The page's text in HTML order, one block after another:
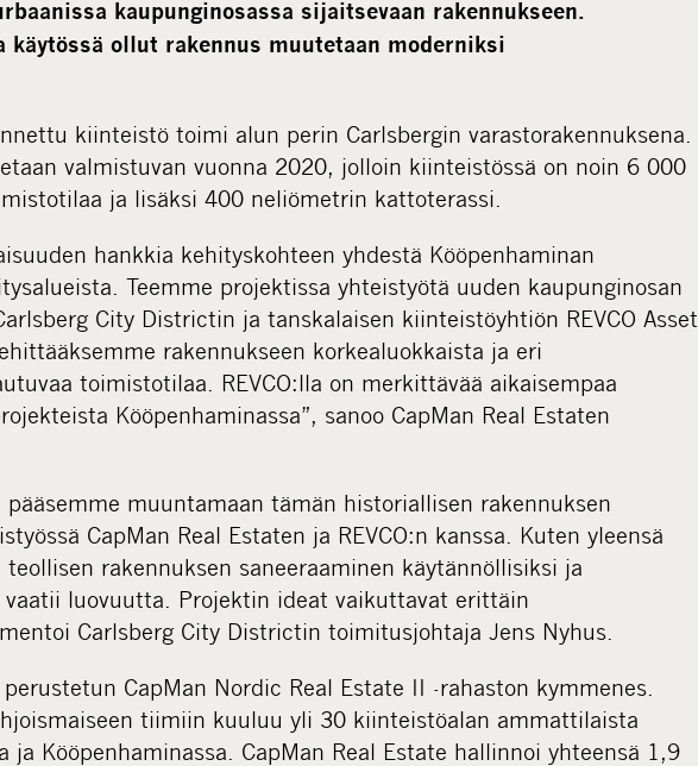
kaupunginosassa sijaitsevaan rakennukseen.
ollut rakennus muutetaan moderniksi
kiinteistö toimi alun perin Carlsbergin varastorakennuksena.
valmistuvan vuonna 2020, jolloin kiinteistössä on noin 6 000
ja lisäksi 400 neliömetrin kattoterassi.
hankkia kehityskohteen yhdestä Kööpenhaminan
Teemme projektissa yhteistyötä uuden kaupunginosan
City Districtin ja tanskalaisen kiinteistöyhtiön REVCO Asset
rakennukseen korkealuokkaista ja eri
toimistotilaa. REVCO:lla on merkittävää aikaisempaa
Kööpenhaminassa”, sanoo CapMan Real Estaten
muuntamaan tämän historiallisen rakennuksen
CapMan Real Estaten ja REVCO:n kanssa. Kuten yleensä
rakennuksen saneeraaminen käytännöllisiksi ja
luovuutta. Projektin ideat vaikuttavat erittäin
Carlsberg City Districtin toimitusjohtaja Jens Nyhus.
CapMan Nordic Real Estate II -rahaston kymmenes.
tiimiin kuuluu yli 30 kiinteistöalan ammattilaista
ja Kööpenhaminassa. CapMan Real Estate hallinnoi yhteensä 1,9